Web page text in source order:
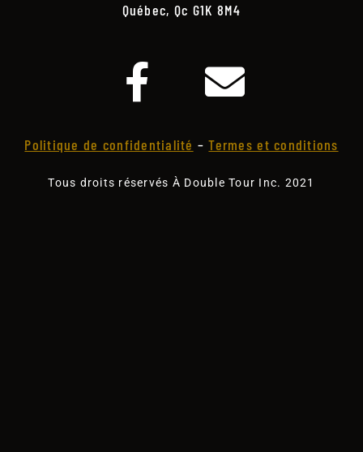
Québec, Qc G1K 8M4
Politique de confidentialité –Termes et conditions
Tous droits réservés À Double Tour Inc. 2021